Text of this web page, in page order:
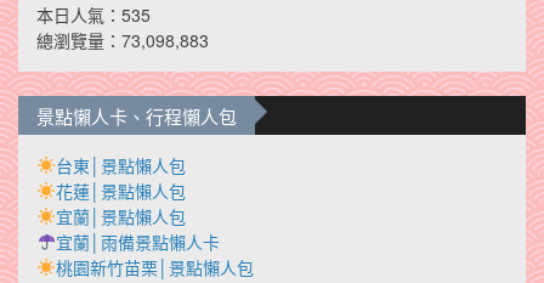
本日人氣：535
總瀏覽量：73,098,883
景點懶人卡、行程懶人包
台東│景點懶人包
花蓮│景點懶人包
宜蘭│景點懶人包
宜蘭│雨備景點懶人卡
桃園新竹苗栗│景點懶人包